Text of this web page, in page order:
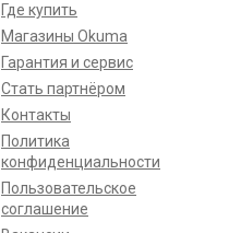
Где купить
Магазины Okuma
Гарантия и сервис
Стать партнёром
Контакты
Политика
конфиденциальности
Пользовательское
соглашение